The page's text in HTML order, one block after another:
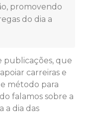
promovendo
do dia a
publicações, que
carreiras e
método para
falamos sobre a
a dia das